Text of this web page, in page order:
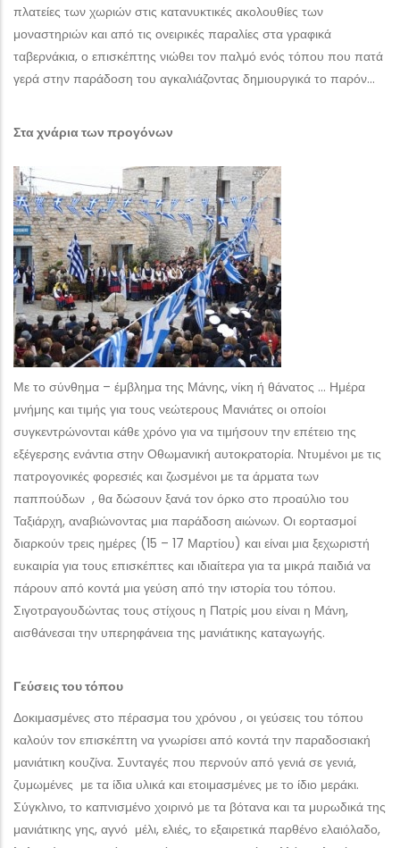
πλατείες των χωριών στις κατανυκτικές ακολουθίες των
μοναστηριών και από τις ονειρικές παραλίες στα γραφικά
ταβερνάκια, ο επισκέπτης νιώθει τον παλμό ενός τόπου που πατά
γερά στην παράδοση του αγκαλιάζοντας δημιουργικά το παρόν…
Στα χνάρια των προγόνων
Με το σύνθημα – έμβλημα της Μάνης, νίκη ή θάνατος … Ημέρα
μνήμης και τιμής για τους νεώτερους Μανιάτες οι οποίοι
συγκεντρώνονται κάθε χρόνο για να τιμήσουν την επέτειο της
εξέγερσης ενάντια στην Οθωμανική αυτοκρατορία. Ντυμένοι με τις
πατρογονικές φορεσιές και ζωσμένοι με τα άρματα των
παππούδων , θα δώσουν ξανά τον όρκο στο προαύλιο του
Ταξιάρχη, αναβιώνοντας μια παράδοση αιώνων. Οι εορτασμοί
διαρκούν τρεις ημέρες (15 – 17 Μαρτίου) και είναι μια ξεχωριστή
ευκαιρία για τους επισκέπτες και ιδιαίτερα για τα μικρά παιδιά να
πάρουν από κοντά μια γεύση από την ιστορία του τόπου.
Σιγοτραγουδώντας τους στίχους η Πατρίς μου είναι η Μάνη,
αισθάνεσαι την υπερηφάνεια της μανιάτικης καταγωγής.
Γεύσεις του τόπου
Δοκιμασμένες στο πέρασμα του χρόνου , οι γεύσεις του τόπου
καλούν τον επισκέπτη να γνωρίσει από κοντά την παραδοσιακή
μανιάτικη κουζίνα. Συνταγές που περνούν από γενιά σε γενιά,
ζυμωμένες με τα ίδια υλικά και ετοιμασμένες με το ίδιο μεράκι.
Σύγκλινο, το καπνισμένο χοιρινό με τα βότανα και τα μυρωδικά της
μανιάτικης γης, αγνό μέλι, ελιές, το εξαιρετικά παρθένο ελαιόλαδο,